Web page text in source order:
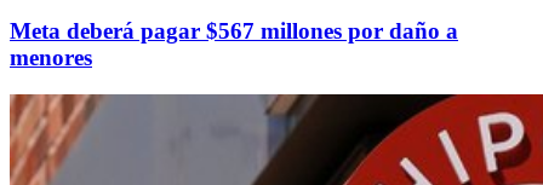
Meta deberá pagar $567 millones por daño a
menores